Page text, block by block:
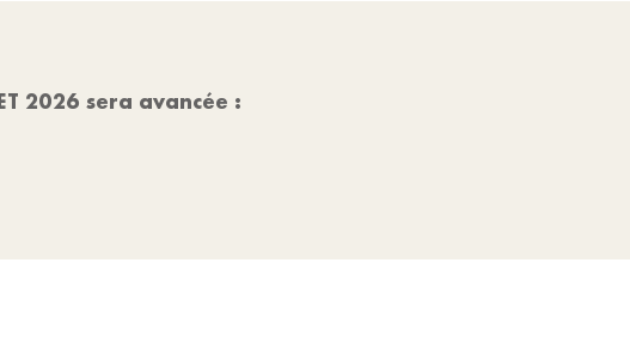
2026 sera avancée :